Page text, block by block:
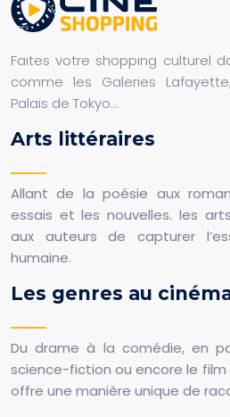
Faites votre shopping culturel
comme les Galeries
Palais de Tokyo…
Arts littéraires
Allant de la poésie aux
essais et les nouvelles. les
aux auteurs de capturer
humaine.
Les genres au
Du drame à la comédie, en
science-fiction ou encore le film
offre une manière unique de